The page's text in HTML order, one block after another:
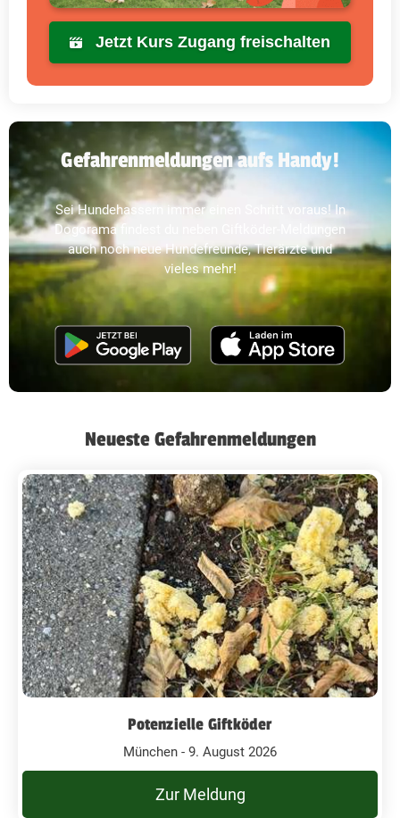
Jetzt Kurs Zugang freischalten
Gefahrenmeldungen aufs Handy!
Sei Hundehassern immer einen Schritt voraus! In
Dogorama findest du neben Giftköder-Meldungen
auch noch neue Hundefreunde, Tierärzte und
vieles mehr!
Neueste Gefahrenmeldungen
Potenzielle Giftköder
München - 9. August 2026
Zur Meldung